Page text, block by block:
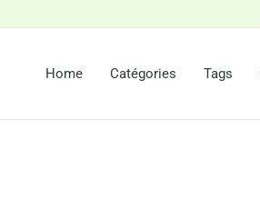
Home Catégories Tags